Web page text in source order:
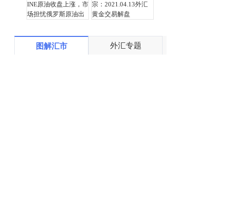
INE原油收盘上涨，市
场担忧俄罗斯原油出
宗：2021.04.13外汇
黄金交易解盘
图解汇市 外汇专题